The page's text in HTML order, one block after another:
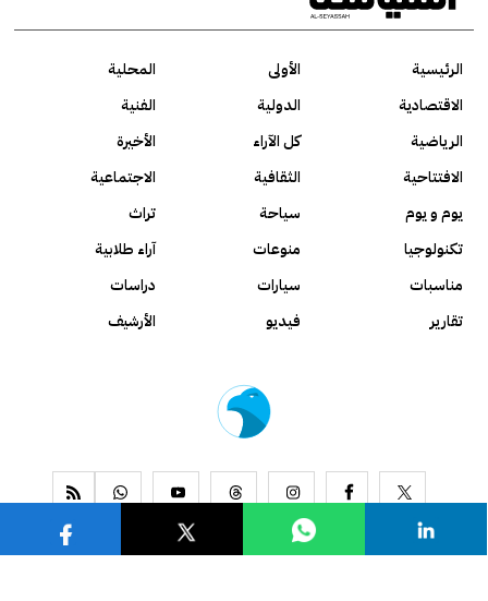
الرئيسية الأولى
المحلية
الاقتصادية
الدولية
الفنية
الرياضية
كل الآراء
الأخيرة
الافتتاحية
الثقافية
الاجتماعية
يوم و يوم
سياحة
تراث
تكنولوجيا
منوعات
آراء طلابية
مناسبات
سيارات
دراسات
تقارير
فيديو الأرشيف